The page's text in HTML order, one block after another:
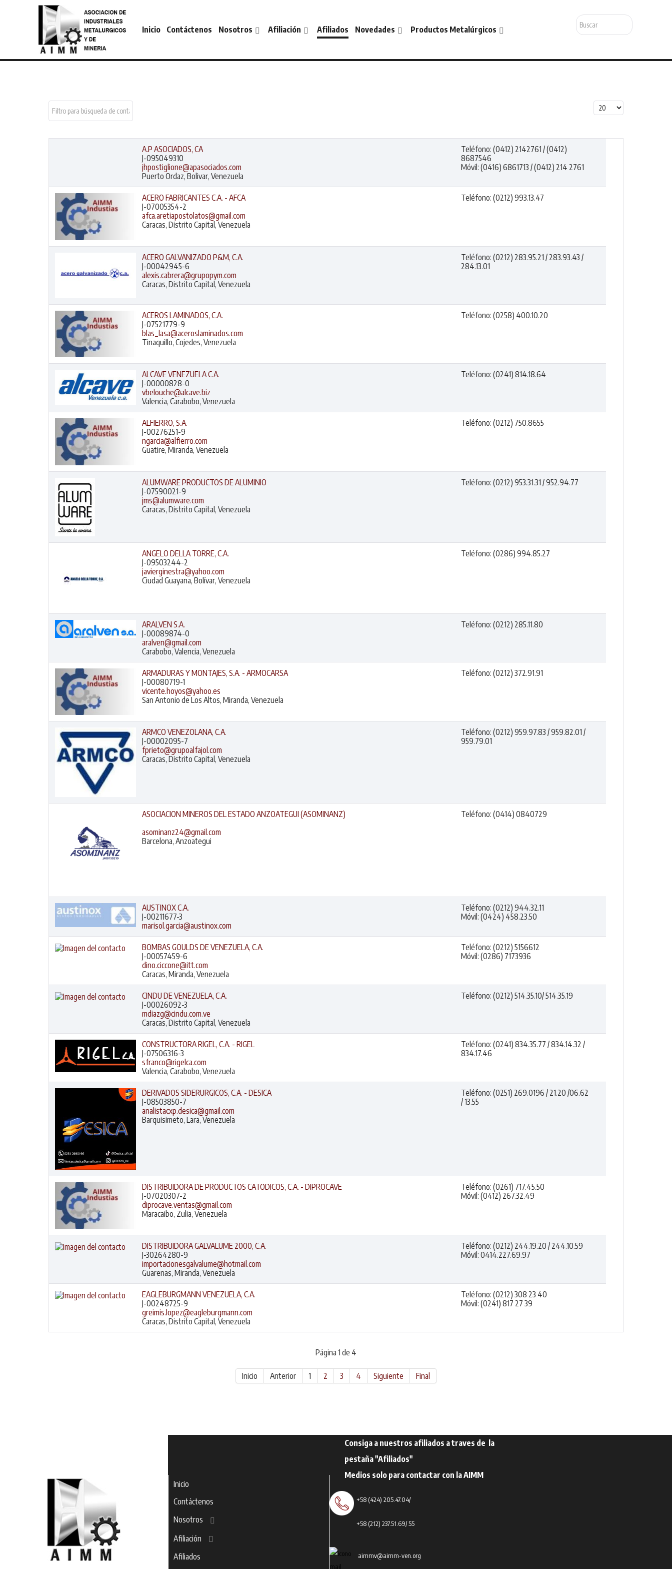
Inicio Contáctenos Nosotros Afiliación Afiliados Novedades Productos Metalúrgicos
Buscar...
Despublicado Campo 'Filtrar' Cantidad a mostrar
A.P ASOCIADOS, CA
J-095049310
jhpostiglione@apasociados.com
Puerto Ordaz, Bolivar, Venezuela
Teléfono: (0412) 2142761 / (0412)
8687546
Móvil: (0416) 6861713 / (0412) 214 2761
ACERO FABRICANTES C.A. - AFCA
J-07005354-2
afca.aretiapostolatos@gmail.com
Caracas, Distrito Capital, Venezuela
Teléfono: (0212) 993.13.47
ACERO GALVANIZADO P&M, C.A.
J-00042945-6
alexis.cabrera@grupopym.com
Caracas, Distrito Capital, Venezuela
Teléfono: (0212) 283.95.21 / 283.93.43 /
284.13.01
ACEROS LAMINADOS, C.A.
J-07521779-9
blas_lasa@aceroslaminados.com
Tinaquillo, Cojedes, Venezuela
Teléfono: (0258) 400.10.20
ALCAVE VENEZUELA C.A.
J-00000828-0
vbelouche@alcave.biz
Valencia, Carabobo, Venezuela
Teléfono: (0241) 814.18.64
ALFIERRO, S.A.
J-00276251-9
ngarcia@alfierro.com
Guatire, Miranda, Venezuela
Teléfono: (0212) 750.8655
ALUMWARE PRODUCTOS DE ALUMINIO
J-07590021-9
jms@alumware.com
Caracas, Distrito Capital, Venezuela
Teléfono: (0212) 953.31.31 / 952.94.77
ANGELO DELLA TORRE, C.A.
J-09503244-2
javierginestra@yahoo.com
Ciudad Guayana, Bolívar, Venezuela
Teléfono: (0286) 994.85.27
ARALVEN S.A.
J-00089874-0
aralven@gmail.com
Carabobo, Valencia, Venezuela
Teléfono: (0212) 285.11.80
ARMADURAS Y MONTAJES, S.A. - ARMOCARSA
J-00080719-1
vicente.hoyos@yahoo.es
San Antonio de Los Altos, Miranda, Venezuela
Teléfono: (0212) 372.91.91
ARMCO VENEZOLANA, C.A.
J-00002095-7
fprieto@grupoalfajol.com
Caracas, Distrito Capital, Venezuela
Teléfono: (0212) 959.97.83 / 959.82.01 /
959.79.01
ASOCIACION MINEROS DEL ESTADO ANZOATEGUI (ASOMINANZ)
asominanz24@gmail.com
Barcelona, Anzoategui
Teléfono: (0414) 0840729
AUSTINOX C.A.
J-00211677-3
marisol.garcia@austinox.com
Teléfono: (0212) 944.32.11
Móvil: (0424) 458.23.50
BOMBAS GOULDS DE VENEZUELA, C.A.
J-00057459-6
dino.ciccone@itt.com
Caracas, Miranda, Venezuela
Teléfono: (0212) 5156612
Móvil: (0286) 7173936
CINDU DE VENEZUELA, C.A.
J-00026092-3
mdiazg@cindu.com.ve
Caracas, Distrito Capital, Venezuela
Teléfono: (0212) 514.35.10/ 514.35.19
CONSTRUCTORA RIGEL, C.A. - RIGEL
J-07506316-3
sfranco@rigelca.com
Valencia, Carabobo, Venezuela
Teléfono: (0241) 834.35.77 / 834.14.32 /
834.17.46
DERIVADOS SIDERURGICOS, C.A. - DESICA
J-08503850-7
analistacxp.desica@gmail.com
Barquisimeto, Lara, Venezuela
Teléfono: (0251) 269.0196 / 21.20 /06.62
/ 13.55
DISTRIBUIDORA DE PRODUCTOS CATODICOS, C.A. - DIPROCAVE
J-07020307-2
diprocave.ventas@gmail.com
Maracaibo, Zulia, Venezuela
Teléfono: (0261) 717.45.50
Móvil: (0412) 267.32.49
DISTRIBUIDORA GALVALUME 2000, C.A.
J-30264280-9
importacionesgalvalume@hotmail.com
Guarenas, Miranda, Venezuela
Teléfono: (0212) 244.19.20 / 244.10.59
Móvil: 0414.227.69.97
EAGLEBURGMANN VENEZUELA, C.A.
J-00248725-9
greimis.lopez@eagleburgmann.com
Caracas, Distrito Capital, Venezuela
Teléfono: (0212) 308 23 40
Móvil: (0241) 817 27 39
Página 1 de 4
Inicio Anterior 1 2 3 4 Siguiente Final
Inicio
Contáctenos
Nosotros
Afiliación
Afiliados
Consiga a nuestros afiliados a traves de la
pestaña "Afiliados"
Medios solo para contactar con la AIMM
+58 (424) 205.47.04/
+58 (212) 237.51.69/ 55
aimmv@aimm-ven.org